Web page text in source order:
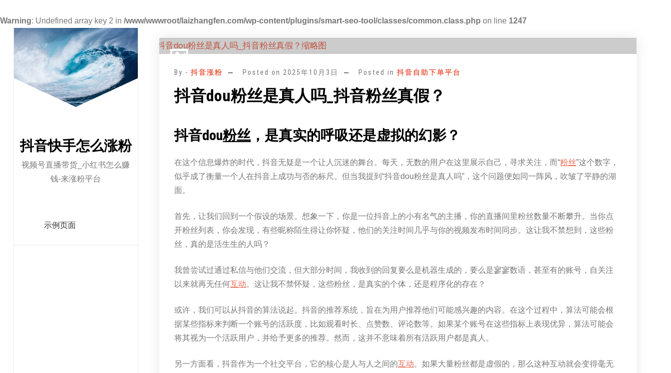
Warning: Undefined array key 2 in /www/wwwroot/laizhangfen.com/wp-content/plugins/smart-seo-tool/classes/common.class.php on line 1247
抖音快手怎么涨粉
视频号直播带货_小红书怎么赚
钱-来涨粉平台
示例页面
By -抖音涨粉 Posted on 2025年10月3日 Posted in抖音自助下单平台
抖音dou粉丝是真人吗_抖音粉丝真假？
抖音dou粉丝 ，是真实的呼吸还是虚拟的幻影？
在这个信息爆炸的时代，抖音无疑是一个让人沉迷的舞台。每天，无数的用户在这里展示自己，寻求关注，而“粉丝”这个数字，
似乎成了衡量一个人在抖音上成功与否的标尺。但当我提到“抖音dou粉丝是真人吗”，这个问题便如同一阵风，吹皱了平静的湖
面。
首先，让我们回到一个假设的场景。想象一下，你是一位抖音上的小有名气的主播，你的直播间里粉丝数量不断攀升。当你点
开粉丝列表，你会发现，有些昵称陌生得让你怀疑，他们的关注时间几乎与你的视频发布时间同步。这让我不禁想到，这些粉
丝，真的是活生生的人吗？
我曾尝试过通过私信与他们交流，但大部分时间，我收到的回复要么是机器生成的，要么是寥寥数语，甚至有的账号，自关注
以来就再无任何互动。这让我不禁怀疑，这些粉丝，是真实的个体，还是程序化的存在？
或许，我们可以从抖音的算法说起。抖音的推荐系统，旨在为用户推荐他们可能感兴趣的内容。在这个过程中，算法可能会根
据某些指标来判断一个账号的活跃度，比如观看时长、点赞数、评论数等。如果某个账号在这些指标上表现优异，算法可能会
将其视为一个活跃用户，并给予更多的推荐。然而，这并不意味着所有活跃用户都是真人。
另一方面看，抖音作为一个社交平台，它的核心是人与人之间的互动。如果大量粉丝都是虚假的，那么这种互动就会变得毫无